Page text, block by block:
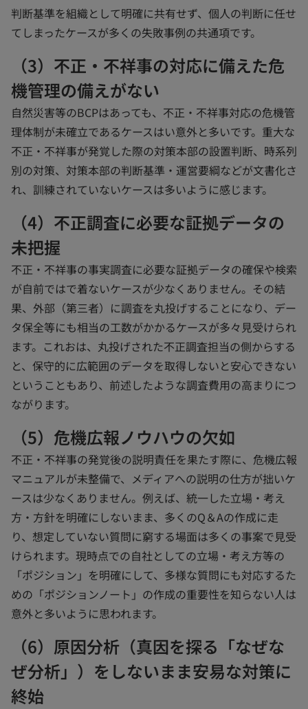
判断基準を組織として明確に共有せず、個人の判断に任せ
てしまったケースが多くの失敗事例の共通項です。
（3）不正・不祥事の対応に備えた危
機管理の備えがない
自然災害等のBCPはあっても、不正・不祥事対応の危機管
理体制が未確立であるケースはい意外と多いです。重大な
不正・不祥事が発覚した際の対策本部の設置判断、時系列
別の対策、対策本部の判断基準・運営要綱などが文書化さ
れ、訓練されていないケースは多いように感じます。
（4）不正調査に必要な証拠データの
未把握
不正・不祥事の事実調査に必要な証拠データの確保や検索
が自前ではで着ないケースが少なくありません。その結
果、外部（第三者）に調査を丸投げすることになり、デー
タ保全等にも相当の工数がかかるケースが多々見受けられ
ます。これおは、丸投げされた不正調査担当の側からする
と、保守的に広範囲のデータを取得しないと安心できない
ということもあり、前述したような調査費用の高まりにつ
ながります。
（5）危機広報ノウハウの欠如
不正・不祥事の発覚後の説明責任を果たす際に、危機広報
マニュアルが未整備で、メディアへの説明の仕方が拙いケ
ースは少なくありません。例えば、統一した立場・考え
方・方針を明確にしないまま、多くのQ＆Aの作成に走
り、想定していない質問に窮する場面は多くの事案で見受
けられます。現時点での自社としての立場・考え方等の
「ポジション」を明確にして、多様な質問にも対応するた
めの「ポジションノート」の作成の重要性を知らない人は
意外と多いように思われます。
（6）原因分析（真因を探る「なぜな
ぜ分析」）をしないまま安易な対策に
終始